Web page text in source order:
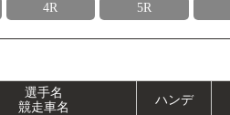
4R 5R
選手名
競走車名
ハンデ